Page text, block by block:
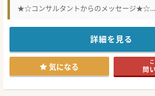
★☆コンサルタントからのメッセージ★☆
小郡市にある100床規模の病院です。2次救
症例を多く経験したい先生はもちろん、い
キャリアアップを図りたい先生にはうって
少しでもご興味がございましたら、お気軽
い。
#秋入職可
詳細を見る
気になる 問